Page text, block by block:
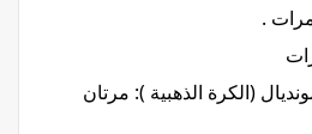
(الكرة الذهبية ): مرتان